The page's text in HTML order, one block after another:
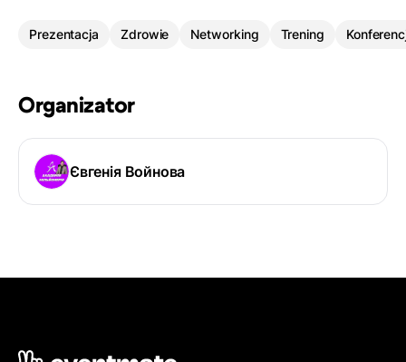
Prezentacja Zdrowie Networking Trening
Organizator
Євгенія Войнова